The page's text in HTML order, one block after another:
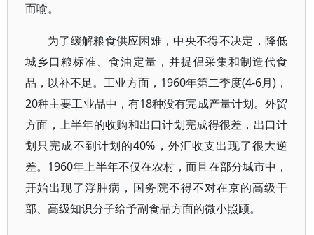
而喻。
为了缓解粮食供应困难，中央不得不决定，降低
城乡口粮标准、食油定量，并提倡采集和制造代食
品，以补不足。工业方面，1960年第二季度(4-6月)，
20种主要工业品中，有18种没有完成产量计划。外贸
方面，上半年的收购和出口计划完成得很差，出口计
划只完成不到计划的40%，外汇收支出现了很大逆
差。1960年上半年不仅在农村，而且在部分城市中，
开始出现了浮肿病，国务院不得不对在京的高级干
部、高级知识分子给予副食品方面的微小照顾。